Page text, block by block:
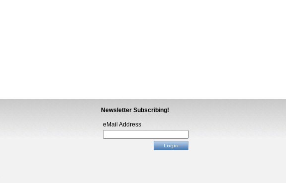
Newsletter Subscribing!
eMail Address